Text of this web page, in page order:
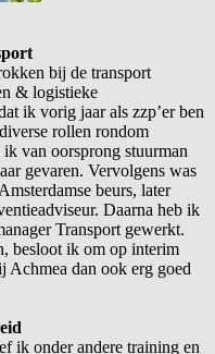
bij de transport
& logistieke
ik vorig jaar als zzp’er ben
rollen rondom
van oorsprong stuurman
gevaren. Vervolgens was
beurs, later
Daarna heb ik
Transport gewerkt.
besloot ik om op interim
Achmea dan ook erg goed
ik onder andere training en